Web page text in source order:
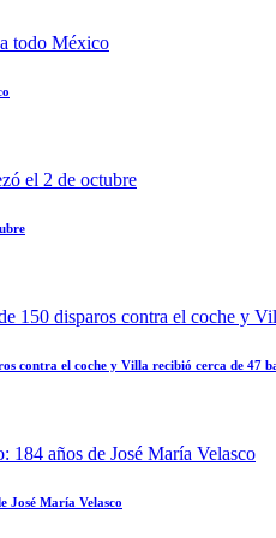
contra el coche y Villa recibió cerca de 47
José María Velasco